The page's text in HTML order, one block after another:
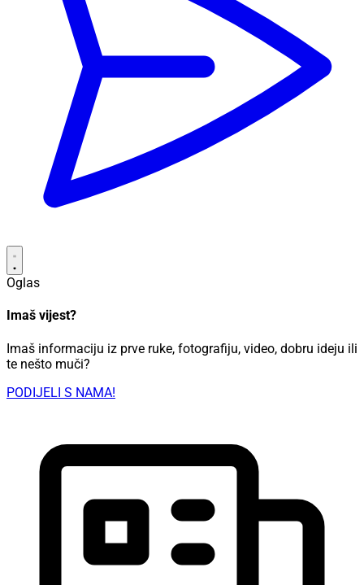
Oglas
Imaš vijest?
Imaš informaciju iz prve ruke, fotografiju, video, dobru ideju ili
te nešto muči?
PODIJELI S NAMA!